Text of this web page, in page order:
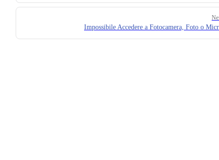
Impossibile Accedere a Fotocamera, Foto o